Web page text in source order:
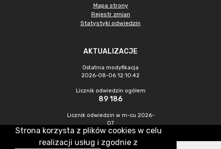
Mapa strony
Rejestr zmian
Statystyki odwiedzin
AKTUALIZACJE
Ostatnia modyfikacja
2026-08-06 12:10:42
Licznik odwiedzin ogółem
89 186
Licznik odwiedzin w m-cu 2026-
07
407
Strona korzysta z plików cookies w celu
realizacji usług i zgodnie z